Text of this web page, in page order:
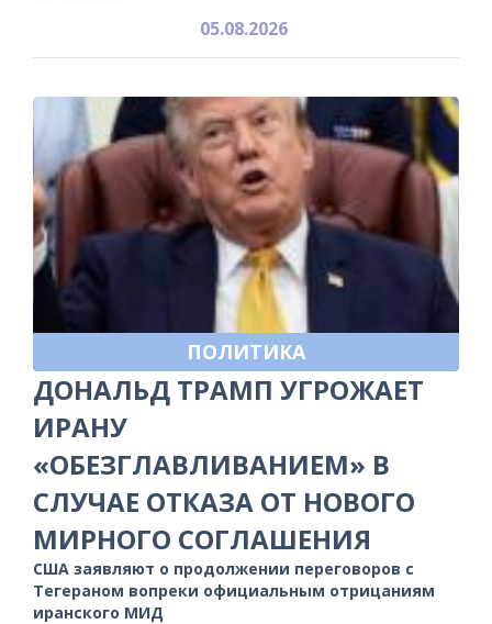
05.08.2026
ПОЛИТИКА
ДОНАЛЬД ТРАМП УГРОЖАЕТ
ИРАНУ
«ОБЕЗГЛАВЛИВАНИЕМ» В
СЛУЧАЕ ОТКАЗА ОТ НОВОГО
МИРНОГО СОГЛАШЕНИЯ
США заявляют о продолжении переговоров с
Тегераном вопреки официальным отрицаниям
иранского МИД